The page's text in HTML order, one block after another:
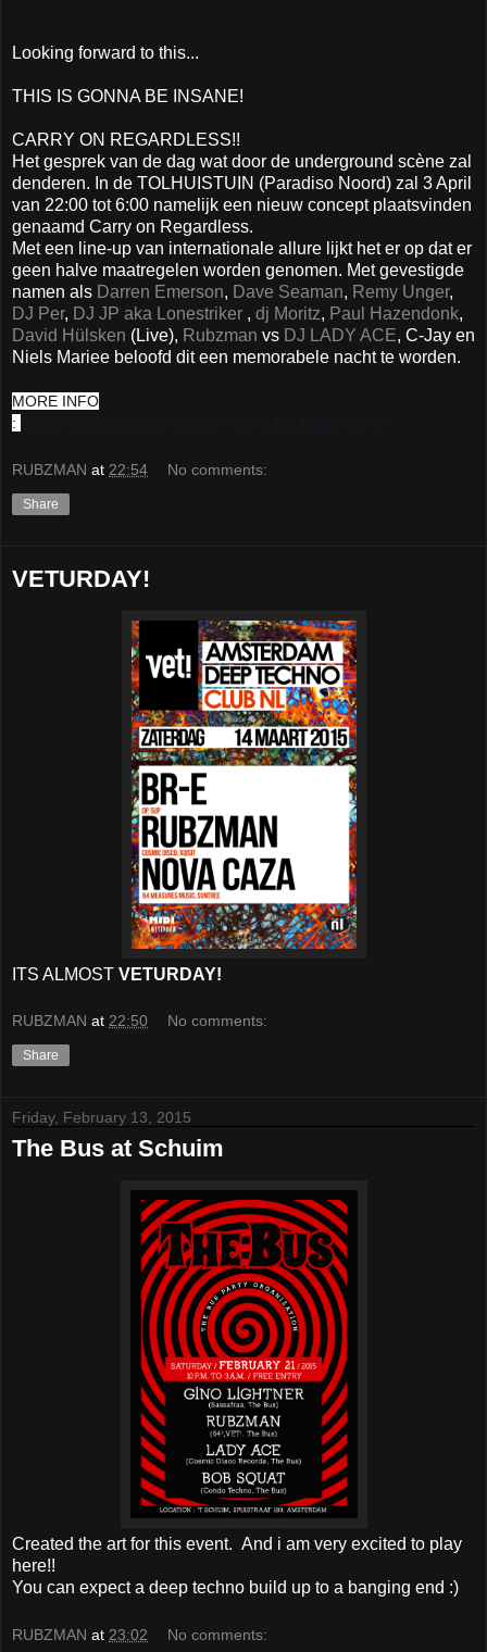
Looking forward to this...
THIS IS GONNA BE INSANE!
CARRY ON REGARDLESS!!
Het gesprek van de dag wat door de underground scène zal
denderen. In de TOLHUISTUIN (Paradiso Noord) zal 3 April
van 22:00 tot 6:00 namelijk een nieuw concept plaatsvinden
genaamd Carry on Regardless.
Met een line-up van internationale allure lijkt het er op dat er
geen halve maatregelen worden genomen. Met gevestigde
namen als Darren Emerson, Dave Seaman, Remy Unger,
DJ Per, DJ JP aka Lonestriker , dj Moritz, Paul Hazendonk,
David Hülsken (Live), Rubzman vs DJ LADY ACE, C-Jay en
Niels Mariee beloofd dit een memorabele nacht te worden.
MORE INFO
:
RUBZMAN at 22:54 No comments:
Share
VETURDAY!
ITS ALMOST VETURDAY!
RUBZMAN at 22:50 No comments:
Share
Friday, February 13, 2015
The Bus at Schuim
Created the art for this event. And i am very excited to play
here!!
You can expect a deep techno build up to a banging end :)
RUBZMAN at 23:02 No comments: